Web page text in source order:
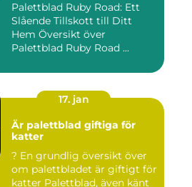
Palettblad Ruby Road: Ett
Slående Tillskott till Ditt
Hem Översikt över
Palettblad Ruby Road ...
17. jan
Är palettblad giftiga för
katter
? En grundlig översikt över
om palettbladet är giftigt för
katter Palettblad, även känt